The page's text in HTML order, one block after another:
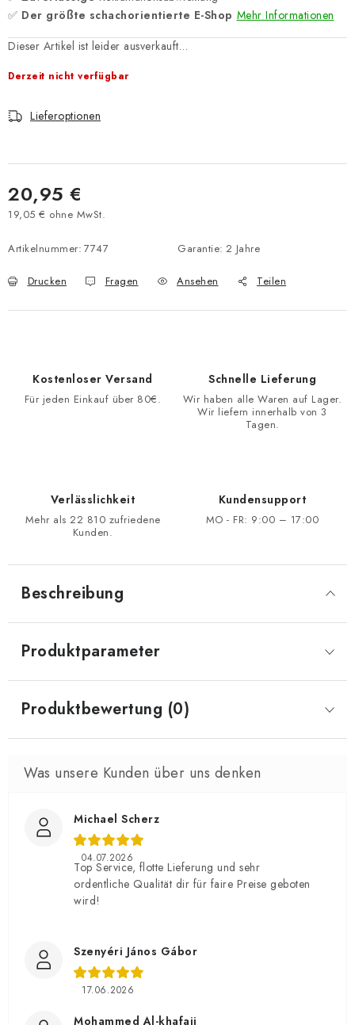
✅ Der größte schachorientierte E-Shop Mehr Informationen
Dieser Artikel ist leider ausverkauft…
Derzeit nicht verfügbar
Lieferoptionen
20,95 €
19,05 € ohne MwSt.
Artikelnummer: 7747 Garantie: 2 Jahre
Drucken Fragen Ansehen Teilen
Kostenloser Versand
Für jeden Einkauf über 80€.
Schnelle Lieferung
Wir haben alle Waren auf Lager.
Wir liefern innerhalb von 3
Tagen.
Verlässlichkeit
Mehr als 22 810 zufriedene
Kunden.
Kundensupport
MO - FR: 9:00 – 17:00
Beschreibung
Produktparameter
Produktbewertung (0)
Michael Scherz
04.07.2026
Top Service, flotte Lieferung und sehr
ordentliche Qualität dir für faire Preise geboten
wird!
Szenyéri János Gábor
17.06.2026
Mohammed Al-khafaji